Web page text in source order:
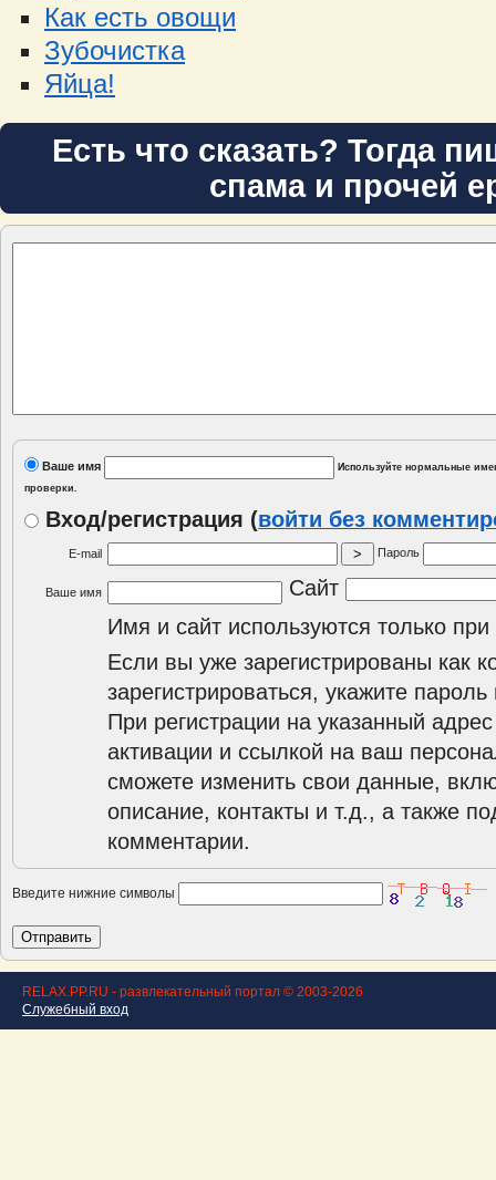
Как есть овощи
Зубочистка
Яйца!
Есть что сказать? Тогда
спама и прочей
Ваше имя
Используйте нормальные
проверки.
Вход/регистрация (войти без
E-mail Пароль
Ваше имя
Сайт
Имя и сайт используются только при
Если вы уже зарегистрированы как
зарегистрироваться, укажите
При регистрации на указанный
активации и ссылкой на ваш
сможете изменить свои данные,
описание, контакты и т.д., а также
комментарии.
Введите нижние символы
RELAX.PP.RU - развлекательный портал © 2003-2026
Служебный вход